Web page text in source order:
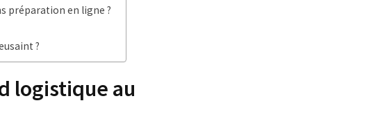
préparation en ligne ?
?
logistique au